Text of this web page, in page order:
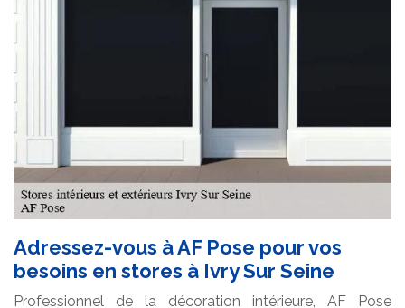
Adressez-vous à AF Pose pour vos
besoins en stores à Ivry Sur Seine
Professionnel de la décoration intérieure, AF Pose